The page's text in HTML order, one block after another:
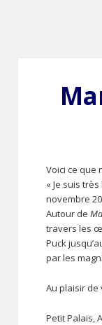
Voici ce que
« Je suis
novembre
Autour de
travers les
Puck
par les
Au plaisir de
Petit Palais,